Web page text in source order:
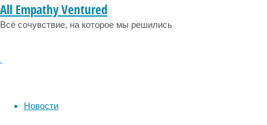
All Empathy Ventured
Всё сочувствие, на которое мы решились
Новости
Как
напряжения